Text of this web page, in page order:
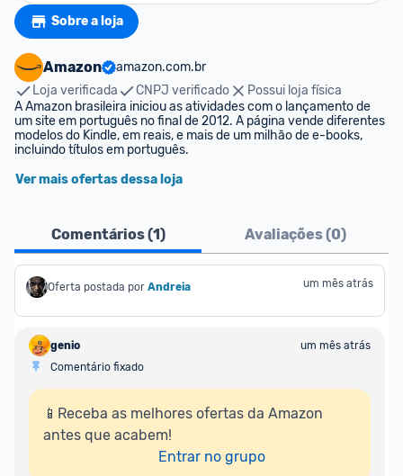
Sobre a loja
Amazon
amazon.com.br
Loja verificada
CNPJ verificado
Possui loja física
A Amazon brasileira iniciou as atividades com o lançamento de
um site em português no final de 2012. A página vende diferentes
modelos do Kindle, em reais, e mais de um milhão de e-books,
incluindo títulos em português.
Ver mais ofertas dessa loja
Comentários (1) Avaliações (0)
Oferta postada por Andreia um mês atrás
genio
um mês atrás
Comentário fixado
📱Receba as melhores ofertas da Amazon
antes que acabem!
Entrar no grupo